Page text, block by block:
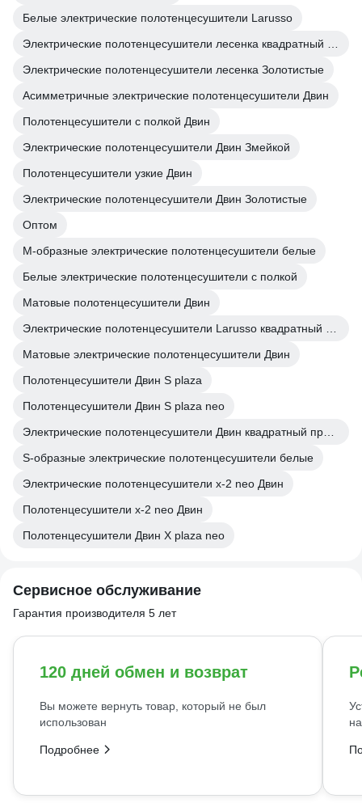
Белые электрические полотенцесушители Larusso
Электрические полотенцесушители лесенка Золотистые
Асимметричные электрические полотенцесушители Двин
Полотенцесушители с полкой Двин
Электрические полотенцесушители Двин Змейкой
Полотенцесушители узкие Двин
Электрические полотенцесушители Двин Золотистые
Оптом
М-образные электрические полотенцесушители белые
Белые электрические полотенцесушители с полкой
Матовые полотенцесушители Двин
Матовые электрические полотенцесушители Двин
Полотенцесушители Двин S plaza
Полотенцесушители Двин S plaza neo
S-образные электрические полотенцесушители белые
Электрические полотенцесушители x-2 neo Двин
Полотенцесушители x-2 neo Двин
Полотенцесушители Двин X plaza neo
Сервисное обслуживание
Гарантия производителя 5 лет
120 дней обмен и возврат
Вы можете вернуть товар, который не был
использован
Подробнее